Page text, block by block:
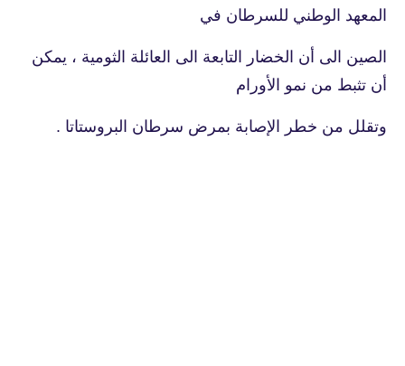
المعهد الوطني للسرطان في
الصين الى أن الخضار التابعة الى العائلة الثومية ، يمكن
أن تثبط من نمو الأورام
وتقلل من خطر الإصابة بمرض سرطان البروستاتا .